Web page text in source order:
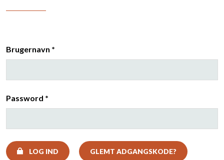
Brugernavn *
Password *
LOG IND GLEMT ADGANGSKODE?